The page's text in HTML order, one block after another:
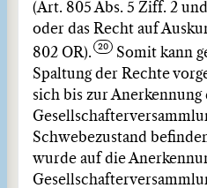
(Art. 805 Abs. 5 Ziff. 2
oder das Recht auf
802 OR).
Somit kann
Spaltung der Rechte
sich bis zur
Schwebezustand
wurde auf die